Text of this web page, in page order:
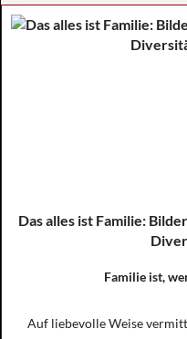
Das alles ist Familie:
Familie ist,
Auf liebevolle Weise